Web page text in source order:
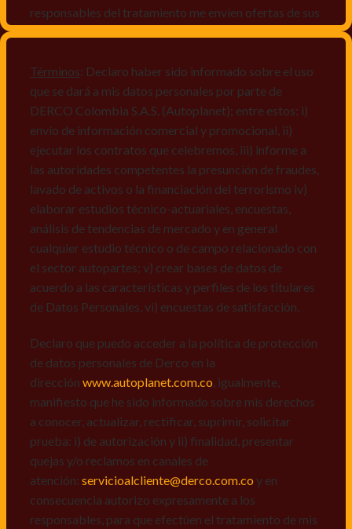
responsables del tratamiento me envíen ofertas de sus
mismos, vi) crear bases de datos de acuerdo a las
características y perfiles de los titulares de Datos
Personales, v) encuestas de satisfacción, vi) reportes
recall.
Declaro que puedo acceder a la política de protección
de datos personales de Derco en la
direcciónwww.autoplanet.com.co, igualmente,
manifiesto que he sido informado sobre mis derechos
a conocer, actualizar, rectificar, suprimir, solicitar
prueba: i) de autorización y ii) finalidad, presentar
quejas y/o reclamos en canales de
atención: servicioalcliente@derco.com.coy en
responsables, para que efectúen el tratamiento de mis
datos conforme lo expuesto.
Términos: Declaro haber sido informado sobre el uso
que se dará a mis datos personales por parte de
DERCO Colombia S.A.S. (Autoplanet); entre estos: i)
envío de información comercial y promocional, ii)
ejecutar los contratos que celebremos, iii) informe a
las autoridades competentes la presunción de fraudes,
lavado de activos o la financiación del terrorismo iv)
elaborar estudios técnico-actuariales, encuestas,
análisis de tendencias de mercado y en general
cualquier estudio técnico o de campo relacionado con
el sector autopartes; v) crear bases de datos de
acuerdo a las características y perfiles de los titulares
de Datos Personales, vi) encuestas de satisfacción.
Declaro que puedo acceder a la política de protección
de datos personales de Derco en la
dirección www.autoplanet.com.co , igualmente,
manifiesto que he sido informado sobre mis derechos
a conocer, actualizar, rectificar, suprimir, solicitar
prueba: i) de autorización y ii) finalidad, presentar
quejas y/o reclamos en canales de
atención: servicioalcliente@derco.com.co y en
consecuencia autorizo expresamente a los
responsables, para que efectúen el tratamiento de mis